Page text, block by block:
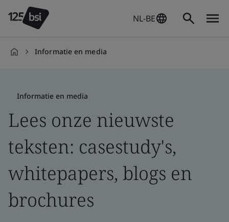
NL-BE
Informatie en media
Informatie en media
Lees onze nieuwste
teksten: casestudy's,
whitepapers, blogs en
brochures